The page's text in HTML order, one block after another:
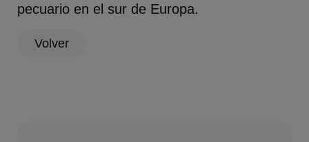
pecuario en el sur de Europa.
Volver